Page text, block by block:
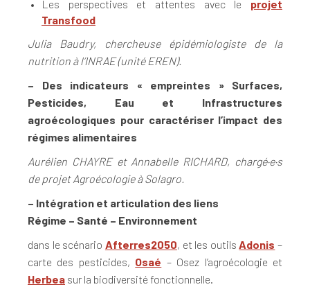
Les perspectives et attentes avec le projet
Transfood
Julia Baudry, chercheuse épidémiologiste de la
nutrition à l’INRAE (unité EREN).
– Des indicateurs « empreintes » Surfaces,
Pesticides, Eau et Infrastructures
agroécologiques pour caractériser l’impact des
régimes alimentaires
Aurélien CHAYRE et Annabelle RICHARD, chargé·e·s
de projet Agroécologie à Solagro.
– Intégration et articulation des liens
Régime – Santé – Environnement
dans le scénario Afterres2050, et les outilsAdonis –
carte des pesticides, Osaé – Osez l’agroécologie et
Herbea sur la biodiversité fonctionnelle.